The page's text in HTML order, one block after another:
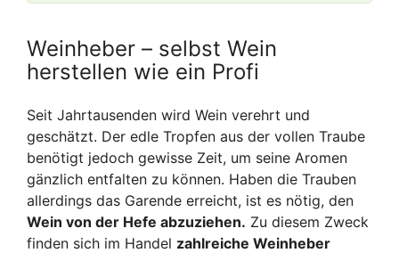
Weinheber – selbst Wein
herstellen wie ein Profi
Seit Jahrtausenden wird Wein verehrt und
geschätzt. Der edle Tropfen aus der vollen Traube
benötigt jedoch gewisse Zeit, um seine Aromen
gänzlich entfalten zu können. Haben die Trauben
allerdings das Garende erreicht, ist es nötig, den
Wein von der Hefe abzuziehen. Zu diesem Zweck
finden sich im Handel zahlreiche Weinheber